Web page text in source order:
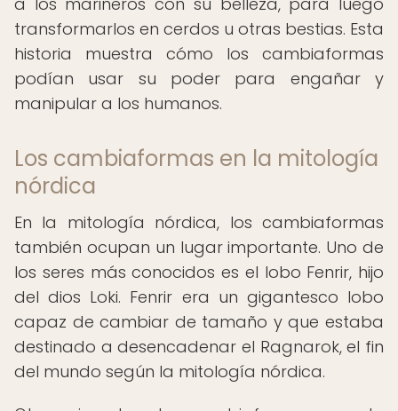
transformarlos en cerdos u otras bestias. Esta
historia muestra cómo los cambiaformas
podían usar su poder para engañar y
manipular a los humanos.
Los cambiaformas en la mitología
nórdica
En la mitología nórdica, los cambiaformas
también ocupan un lugar importante. Uno de
los seres más conocidos es el lobo Fenrir, hijo
del dios Loki. Fenrir era un gigantesco lobo
capaz de cambiar de tamaño y que estaba
destinado a desencadenar el Ragnarok, el fin
del mundo según la mitología nórdica.